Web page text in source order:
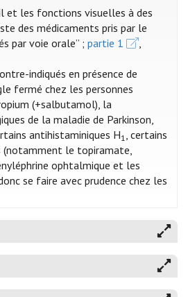
et les fonctions visuelles à des
des médicaments pris par le
par voie orale” ;partie 1
,
indiqués en présence de
fermé chez les personnes
(+salbutamol), la
de la maladie de Parkinson,
antihistaminiques H1, certains
(notamment le topiramate,
ophtalmique et les
se faire avec prudence chez les